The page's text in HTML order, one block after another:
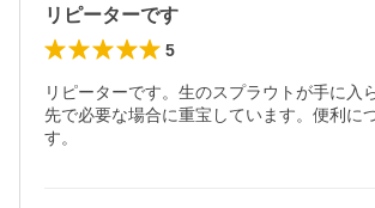
リピーターです
5
リピーターです。生のスプラウトが手に入
先で必要な場合に重宝しています。便利に
す。